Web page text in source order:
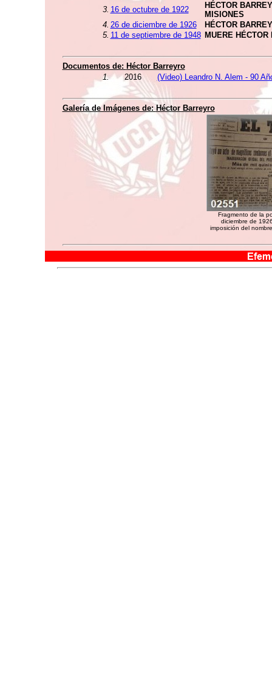
3. 16 de octubre de 1922
HÉCTOR
MISIONES
4. 26 de diciembre de 1926
HÉCTOR
5. 11 de septiembre de 1948 MUERE HÉCTOR
Documentos de: Héctor Barreyro
1.
2016 (Video) Leandro N. Alem - 90
Galería de Imágenes de: Héctor Barreyro
Fragmento de la
diciembre de
imposición del